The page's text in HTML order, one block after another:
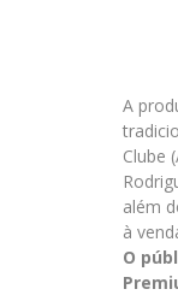
A
Clube
além
à
O